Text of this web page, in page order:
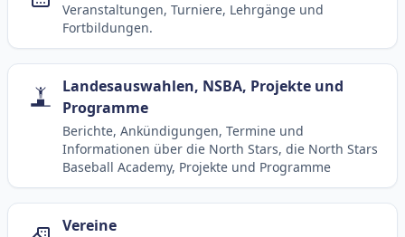
Veranstaltungen, Turniere, Lehrgänge und
Fortbildungen.
Landesauswahlen, NSBA, Projekte und
Programme
Berichte, Ankündigungen, Termine und
Informationen über die North Stars, die North Stars
Baseball Academy, Projekte und Programme
Vereine